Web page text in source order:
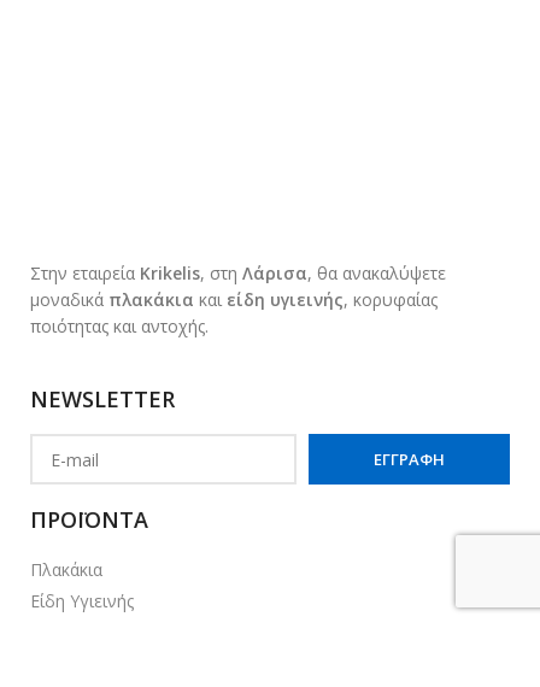
Στην εταιρεία Krikelis, στη Λάρισα, θα ανακαλύψετε
μοναδικά πλακάκια και είδη υγιεινής, κορυφαίας
ποιότητας και αντοχής.
NEWSLETTER
ΠΡΟΪΟΝΤΑ
Πλακάκια
Είδη Υγιεινής